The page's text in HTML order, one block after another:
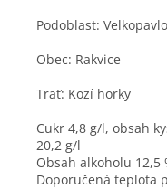
Podoblast:
Obec: Rakvice
Trať: Kozí horky
Cukr 4,8 g/l, obsah
20,2 g/l
Obsah alkoholu 12,5
Doporučená teplota